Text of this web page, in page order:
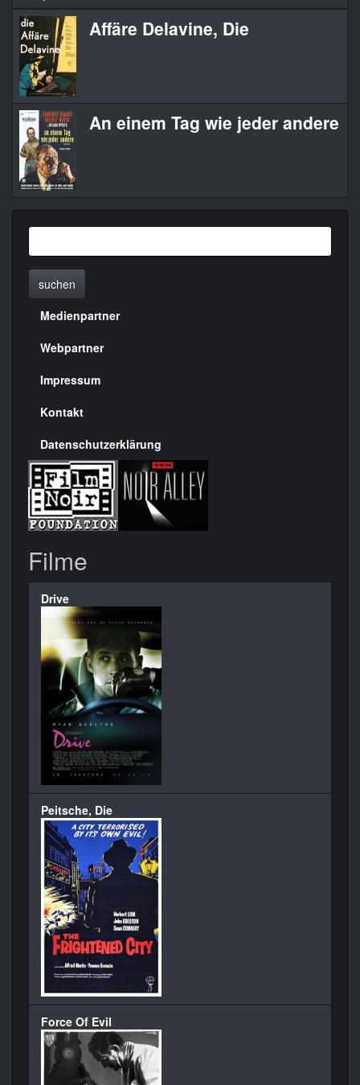
Affäre Delavine, Die
An einem Tag wie jeder andere
suchen
Menülinks
rechte
Seite
Medienpartner
Webpartner
Impressum
Kontakt
Datenschutzerklärung
Filme
Drive
Peitsche, Die
Force Of Evil